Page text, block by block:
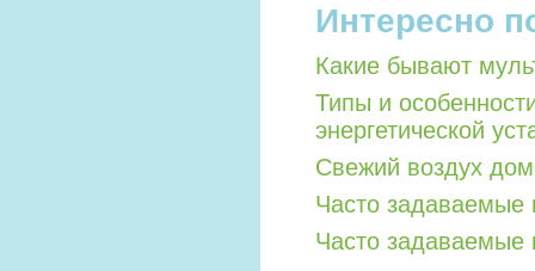
Интересно
Какие бывают
Типы и
энергетической
Свежий воздух
Часто задаваемые
Часто задаваемые